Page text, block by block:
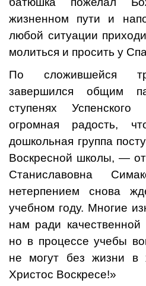
жизненном пути и
любой ситуации
молиться и просить у
По сложившейся
завершился общим
ступенях
огромная радость,
дошкольная группа
Воскресной школы, —
Станиславовна
нетерпением снова
учебном году. Многие
нам ради качественной
но в процессе учебы
не могут без жизни в
Христос Воскресе!»